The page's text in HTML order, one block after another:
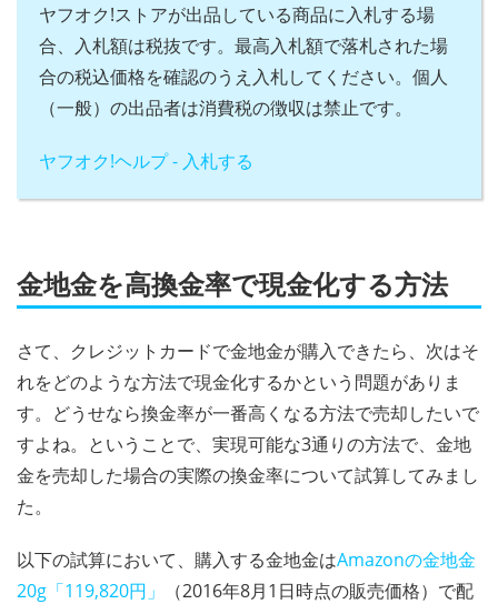
ヤフオク!ストアが出品している商品に入札する場
合、入札額は税抜です。最高入札額で落札された場
合の税込価格を確認のうえ入札してください。個人
（一般）の出品者は消費税の徴収は禁止です。
ヤフオク!ヘルプ - 入札する
金地金を高換金率で現金化する方法
さて、クレジットカードで金地金が購入できたら、次はそ
れをどのような方法で現金化するかという問題がありま
す。どうせなら換金率が一番高くなる方法で売却したいで
すよね。ということで、実現可能な3通りの方法で、金地
金を売却した場合の実際の換金率について試算してみまし
た。
以下の試算において、購入する金地金はAmazonの金地金
20g「119,820円」
（2016年8月1日時点の販売価格）で配